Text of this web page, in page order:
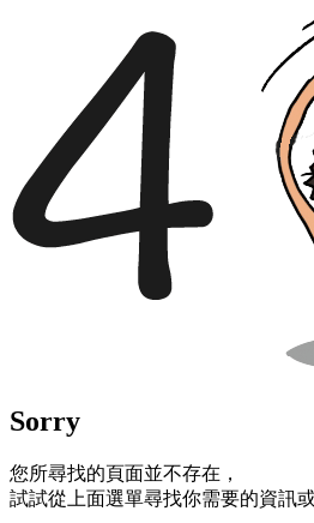
Sorry
您所尋找的頁面並不存在，
試試從上面選單尋找你需要的資訊